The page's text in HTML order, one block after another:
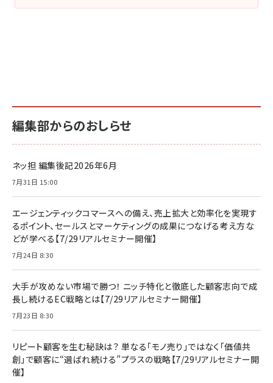
編集部からのおしらせ
ネッ担 編集後記2026年6月
7月31日 15:00
エージェンティックコマースへの備え、売上拡大と効率化を実現す
るポイント、セールスとマーケティングの成果につなげる考え方な
どが学べる【7/29リアルセミナー開催】
7月24日 8:30
大手が攻めない市場で勝つ！ ニッチ特化と徹底した顧客志向で成
長し続けるEC戦略とは【7/29リアルセミナー開催】
7月23日 8:30
リピート顧客を生む秘訣は？ 単なる「モノ売り」ではなく「価値共
創」で顧客に“選ばれ続ける”プラスの戦略【7/29リアルセミナー開
催】